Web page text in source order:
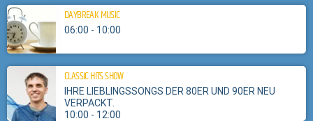
DAYBREAK MUSIC
06:00 - 10:00
CLASSIC HITS SHOW
IHRE LIEBLINGSSONGS DER 80ER UND 90ER NEU
VERPACKT.
10:00 - 12:00